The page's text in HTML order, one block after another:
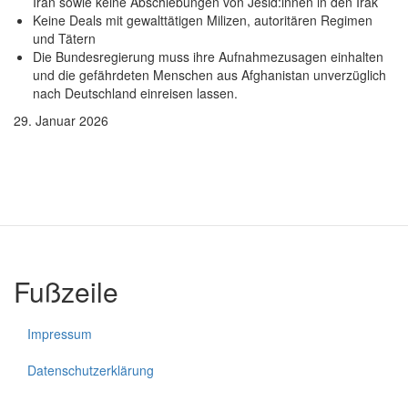
Keine Deals mit gewalttätigen Milizen, autoritären Regimen
und Tätern
Die Bundesregierung muss ihre Aufnahmezusagen einhalten
und die gefährdeten Menschen aus Afghanistan unverzüglich
nach Deutschland einreisen lassen.
29. Januar 2026
Fußzeile
Impressum
Datenschutzerklärung